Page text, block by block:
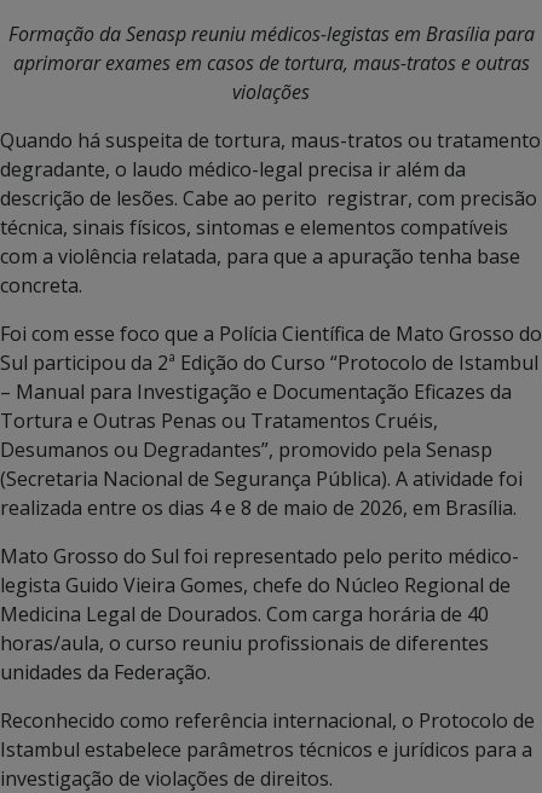
Formação da Senasp reuniu médicos-legistas em Brasília para
aprimorar exames em casos de tortura, maus-tratos e outras
violações
Quando há suspeita de tortura, maus-tratos ou tratamento
degradante, o laudo médico-legal precisa ir além da
descrição de lesões. Cabe ao perito registrar, com precisão
técnica, sinais físicos, sintomas e elementos compatíveis
com a violência relatada, para que a apuração tenha base
concreta.
Foi com esse foco que a Polícia Científica de Mato Grosso do
Sul participou da 2ª Edição do Curso “Protocolo de Istambul
– Manual para Investigação e Documentação Eficazes da
Tortura e Outras Penas ou Tratamentos Cruéis,
Desumanos ou Degradantes”, promovido pela Senasp
(Secretaria Nacional de Segurança Pública). A atividade foi
realizada entre os dias 4 e 8 de maio de 2026, em Brasília.
Mato Grosso do Sul foi representado pelo perito médico-
legista Guido Vieira Gomes, chefe do Núcleo Regional de
Medicina Legal de Dourados. Com carga horária de 40
horas/aula, o curso reuniu profissionais de diferentes
unidades da Federação.
Reconhecido como referência internacional, o Protocolo de
Istambul estabelece parâmetros técnicos e jurídicos para a
investigação de violações de direitos.